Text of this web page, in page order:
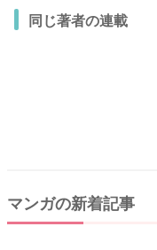
ンストラ
同じ著者の連載
マンガの新着記事